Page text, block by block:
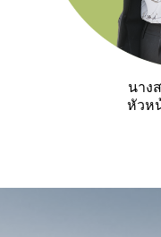
นาง
หัวห